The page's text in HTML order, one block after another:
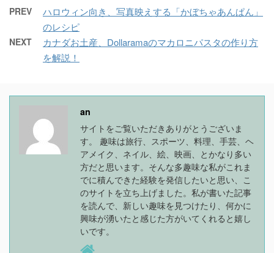
PREV
ハロウィン向き、写真映えする「かぼちゃあんぱん」
のレシピ
NEXT
カナダお土産、Dollaramaのマカロニパスタの作り方
を解説！
an
サイトをご覧いただきありがとうございま
す。 趣味は旅行、スポーツ、料理、手芸、ヘ
アメイク、ネイル、絵、映画、とかなり多い
方だと思います。そんな多趣味な私がこれま
でに積んできた経験を発信したいと思い、こ
のサイトを立ち上げました。私が書いた記事
を読んで、新しい趣味を見つけたり、何かに
興味が湧いたと感じた方がいてくれると嬉し
いです。